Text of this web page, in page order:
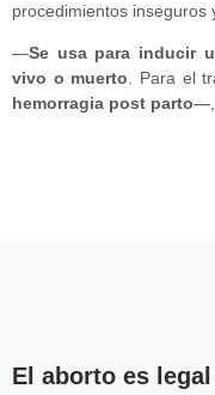
procedimientos inseguros
—Se usa para inducir
vivo o muerto . Para el
hemorragia post parto—,
El aborto es